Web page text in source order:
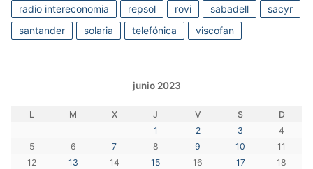
radio intereconomia
repsol rovi sabadell
sacyr
santander
solaria telefónica viscofan
junio 2023
L M X J V S
D
1
2 3
4
5
6 7 8 9 10
11
12
13 14 15 16 17
18